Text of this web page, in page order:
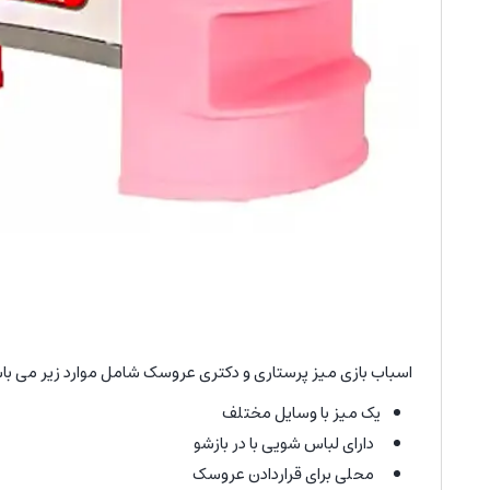
اسباب بازی میز پرستاری و دکتری عروسک شامل موارد زیر می
یک میز با وسایل مختلف
دارای لباس شویی با در بازشو
محلی برای قراردادن عروسک